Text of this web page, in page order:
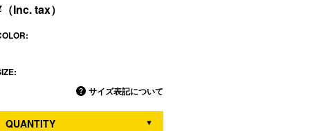
サイズ表記について
QUANTITY